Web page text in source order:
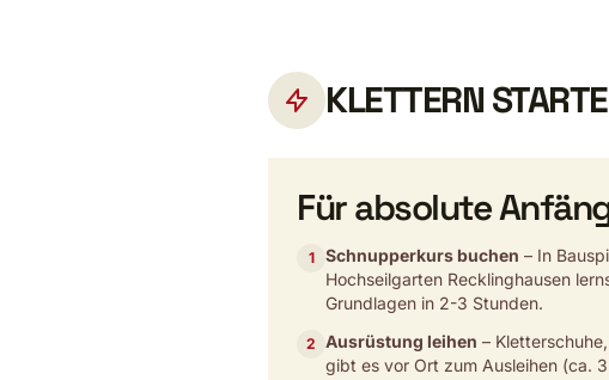
KLETTERN
Für absolute
1 Schnupperkurs buchen – In
Hochseilgarten Recklinghausen
Grundlagen in 2-3 Stunden.
2 Ausrüstung leihen –
gibt es vor Ort zum Ausleihen (ca.